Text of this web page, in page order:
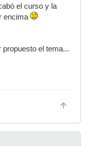
el curso y la
encima
el tema...